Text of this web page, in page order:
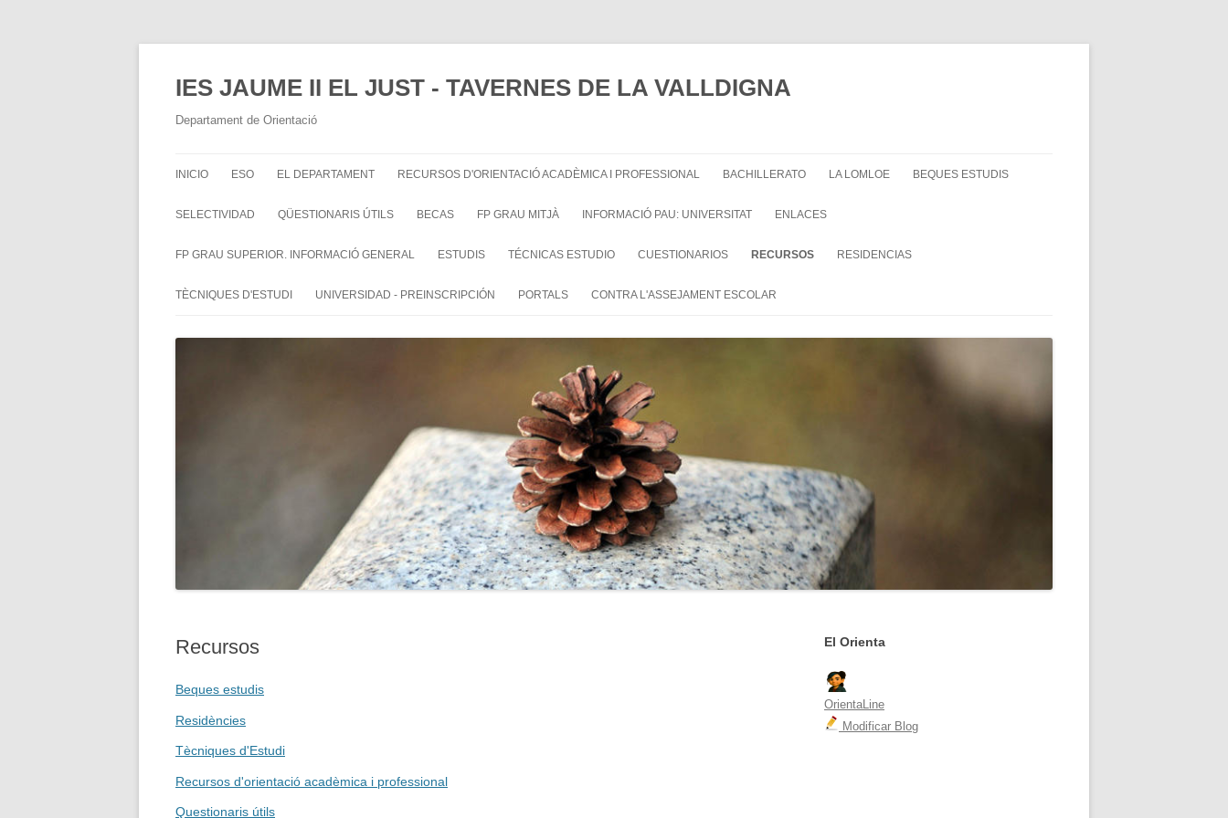
IES JAUME II EL JUST - TAVERNES DE LA VALLDIGNA
Departament de Orientació
INICIO ESO EL DEPARTAMENT RECURSOS D'ORIENTACIÓ ACADÈMICA I PROFESSIONAL BACHILLERATO LA LOMLOE BEQUES ESTUDIS
SELECTIVIDAD QÜESTIONARIS ÚTILS BECAS FP GRAU MITJÀ INFORMACIÓ PAU: UNIVERSITAT ENLACES
FP GRAU SUPERIOR. INFORMACIÓ GENERAL ESTUDIS TÉCNICAS ESTUDIO CUESTIONARIOS RECURSOS RESIDENCIAS
TÈCNIQUES D'ESTUDI UNIVERSIDAD - PREINSCRIPCIÓN PORTALS CONTRA L'ASSEJAMENT ESCOLAR
Recursos
Beques estudis
Residències
Tècniques d'Estudi
Recursos d'orientació acadèmica i professional
Questionaris útils
El Orienta
OrientaLine
Modificar Blog